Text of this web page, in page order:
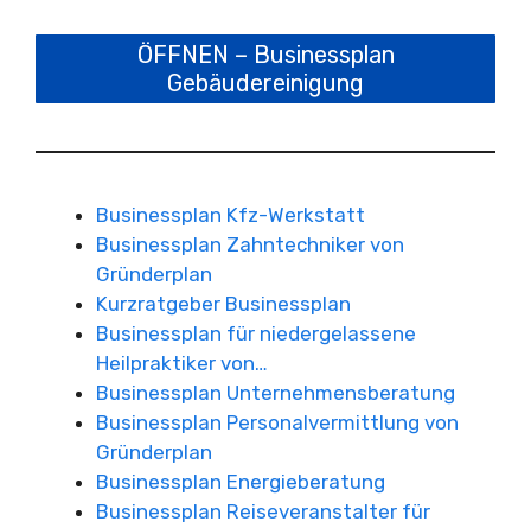
ÖFFNEN – Businessplan
Gebäudereinigung
Businessplan Kfz-Werkstatt
Businessplan Zahntechniker von
Gründerplan
Kurzratgeber Businessplan
Businessplan für niedergelassene
Heilpraktiker von…
Businessplan Unternehmensberatung
Businessplan Personalvermittlung von
Gründerplan
Businessplan Energieberatung
Businessplan Reiseveranstalter für